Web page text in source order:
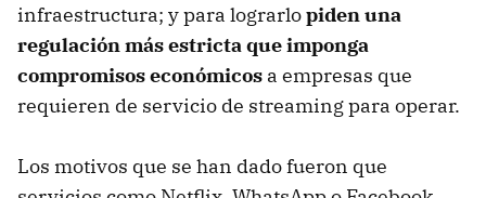
infraestructura; y para lograrlopiden una
regulación más estricta que imponga
compromisos económicos a empresas que
requieren de servicio de streaming para operar.
Los motivos que se han dado fueron que